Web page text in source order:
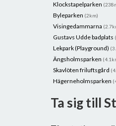
Klockstapelparken
Byleparken (2km)
Visingedammarna
Gustavs Udde badplats
Lekpark (Playground)
Ängsholmsparken
Skavlöten friluftsgård
Hägerneholmsparken
Ta sig till